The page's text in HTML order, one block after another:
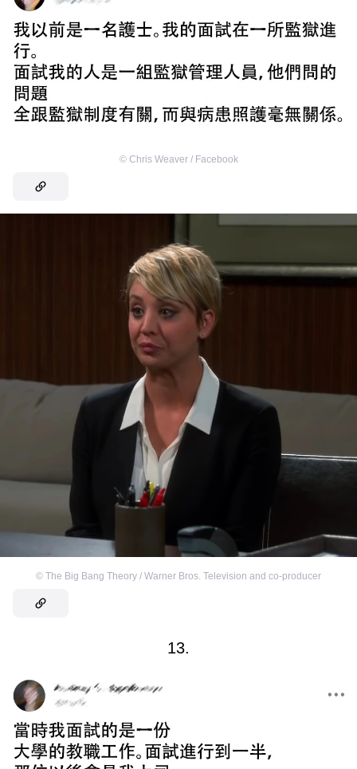
© Chris Weaver / Facebook
© The Big Bang Theory / Warner Bros. Television and co-producer
13.